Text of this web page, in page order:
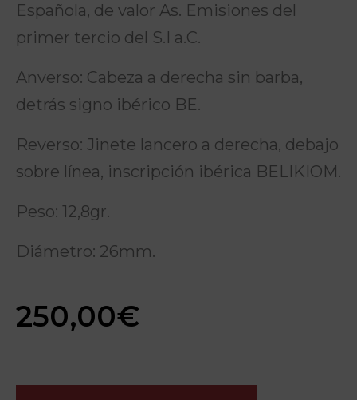
Española, de valor As. Emisiones del
primer tercio del S.I a.C.
Anverso: Cabeza a derecha sin barba,
detrás signo ibérico BE.
Reverso: Jinete lancero a derecha, debajo
sobre línea, inscripción ibérica BELIKIOM.
Peso: 12,8gr.
Diámetro: 26mm.
250,00€